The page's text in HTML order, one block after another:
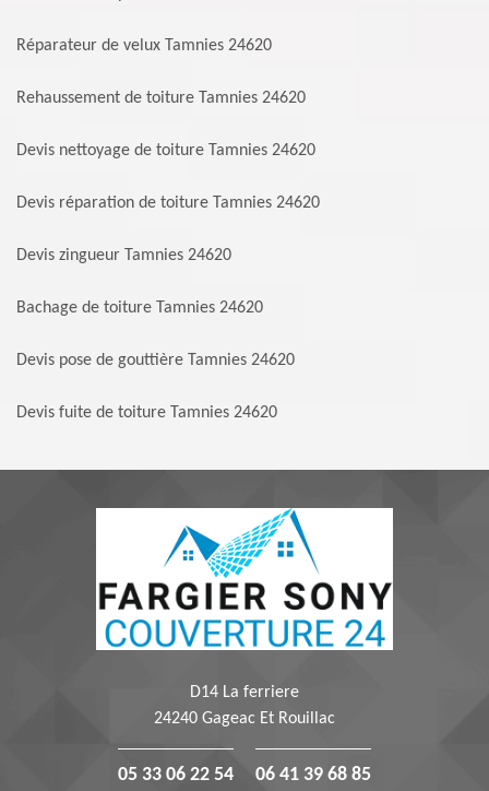
Réparateur de velux Tamnies 24620
Rehaussement de toiture Tamnies 24620
Devis nettoyage de toiture Tamnies 24620
Devis réparation de toiture Tamnies 24620
Devis zingueur Tamnies 24620
Bachage de toiture Tamnies 24620
Devis pose de gouttière Tamnies 24620
Devis fuite de toiture Tamnies 24620
D14 La ferriere
24240 Gageac Et Rouillac
05 33 06 22 54 06 41 39 68 85